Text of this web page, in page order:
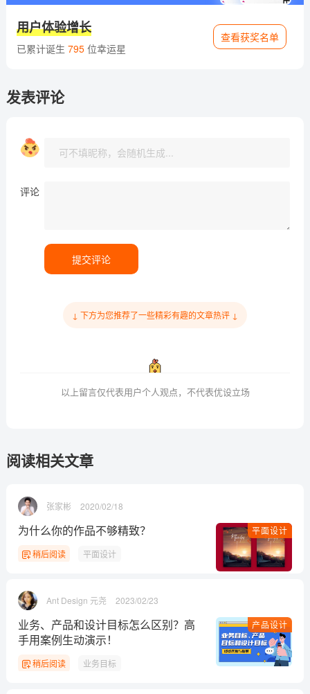
用户体验增长
已累计诞生 795位幸运星
查看获奖名单
发表评论
评论
提交评论
↓ 下方为您推荐了一些精彩有趣的文章热评 ↓
以上留言仅代表用户个人观点，不代表优设立场
阅读相关文章
张家彬 2020/02/18
平面设计
为什么你的作品不够精致？
稍后阅读 平面设计
Ant Design 元尧 2023/02/23
产品设计
业务、产品和设计目标怎么区别？高
手用案例生动演示！
稍后阅读 业务目标